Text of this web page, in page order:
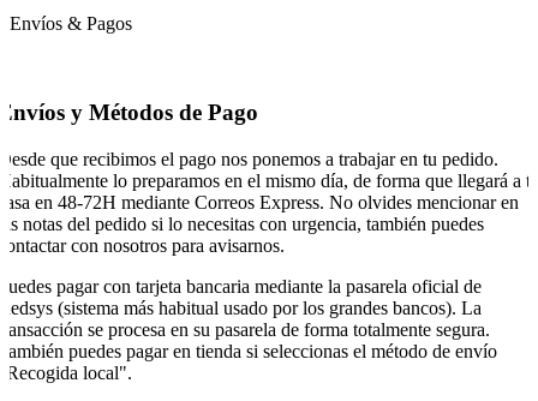
Envíos & Pagos
y Métodos de Pago
que recibimos el pago nos ponemos a trabajar en tu pedido.
lo preparamos en el mismo día, de forma que llegará a
en 48-72H mediante Correos Express. No olvides mencionar en
notas del pedido si lo necesitas con urgencia, también puedes
con nosotros para avisarnos.
pagar con tarjeta bancaria mediante la pasarela oficial de
(sistema más habitual usado por los grandes bancos). La
se procesa en su pasarela de forma totalmente segura.
puedes pagar en tienda si seleccionas el método de envío
local".